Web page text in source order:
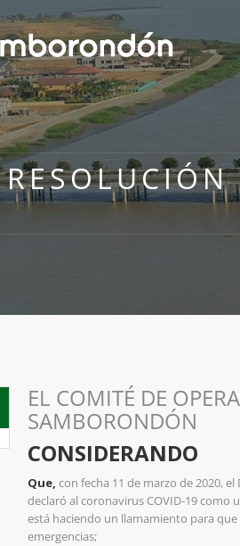
EL COMITÉ DE
SAMBORONDÓN
CONSIDERANDO
Que, con fecha 11 de marzo de 2020,
declaró al coronavirus COVID-19 como
está haciendo un llamamiento para
emergencias;